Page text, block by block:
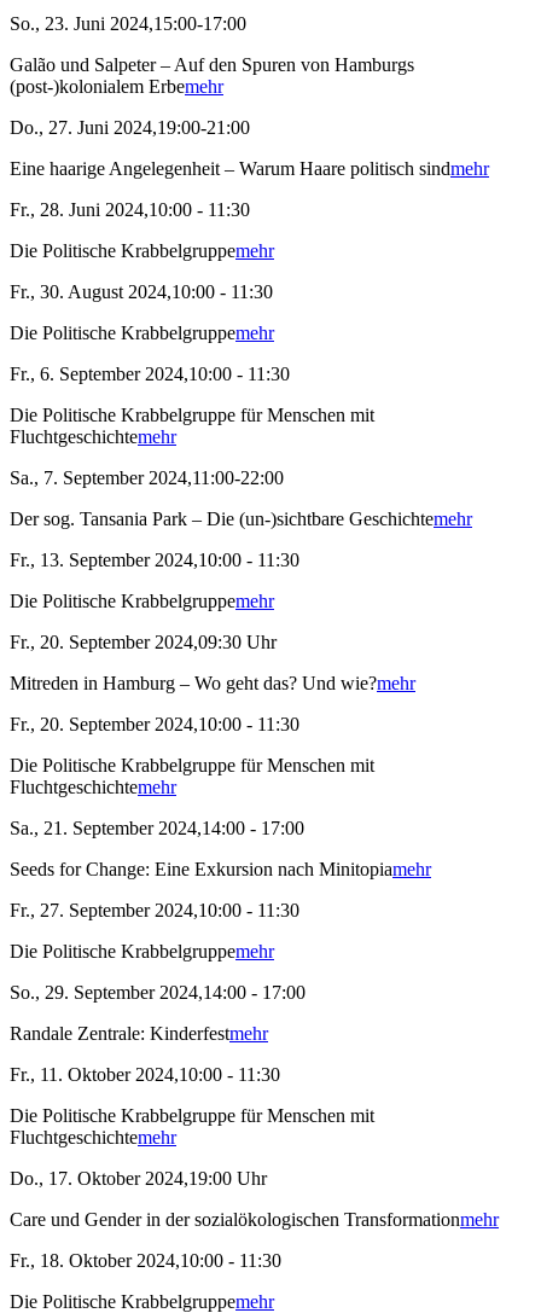
So., 23. Juni 2024,15:00-17:00
Galão und Salpeter – Auf den Spuren von Hamburgs
(post-)kolonialem Erbemehr
Do., 27. Juni 2024,19:00-21:00
Eine haarige Angelegenheit – Warum Haare politisch sindmehr
Fr., 28. Juni 2024,10:00 - 11:30
Die Politische Krabbelgruppemehr
Fr., 30. August 2024,10:00 - 11:30
Die Politische Krabbelgruppemehr
Fr., 6. September 2024,10:00 - 11:30
Die Politische Krabbelgruppe für Menschen mit
Fluchtgeschichtemehr
Sa., 7. September 2024,11:00-22:00
Der sog. Tansania Park – Die (un-)sichtbare Geschichtemehr
Fr., 13. September 2024,10:00 - 11:30
Die Politische Krabbelgruppemehr
Fr., 20. September 2024,09:30 Uhr
Mitreden in Hamburg – Wo geht das? Und wie?mehr
Fr., 20. September 2024,10:00 - 11:30
Die Politische Krabbelgruppe für Menschen mit
Fluchtgeschichtemehr
Sa., 21. September 2024,14:00 - 17:00
Seeds for Change: Eine Exkursion nach Minitopiamehr
Fr., 27. September 2024,10:00 - 11:30
Die Politische Krabbelgruppemehr
So., 29. September 2024,14:00 - 17:00
Randale Zentrale: Kinderfestmehr
Fr., 11. Oktober 2024,10:00 - 11:30
Die Politische Krabbelgruppe für Menschen mit
Fluchtgeschichtemehr
Do., 17. Oktober 2024,19:00 Uhr
Care und Gender in der sozialökologischen Transformationmehr
Fr., 18. Oktober 2024,10:00 - 11:30
Die Politische Krabbelgruppemehr